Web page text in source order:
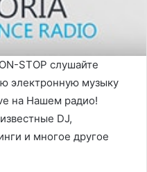
STOP слушайте
электронную музыку
на Нашем радио!
DJ,
и многое другое